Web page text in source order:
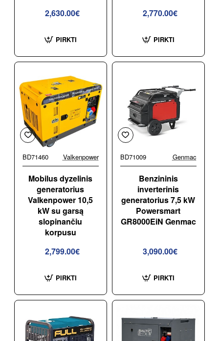
2,630.00€
PIRKTI
2,770.00€
PIRKTI
BD71460 Valkenpower
Mobilus dyzelinis
generatorius
Valkenpower 10,5
kW su garsą
slopinančiu
korpusu
2,799.00€
PIRKTI
BD71009 Genmac
Benzininis
inverterinis
generatorius 7,5 kW
Powersmart
GR8000EiN Genmac
3,090.00€
PIRKTI